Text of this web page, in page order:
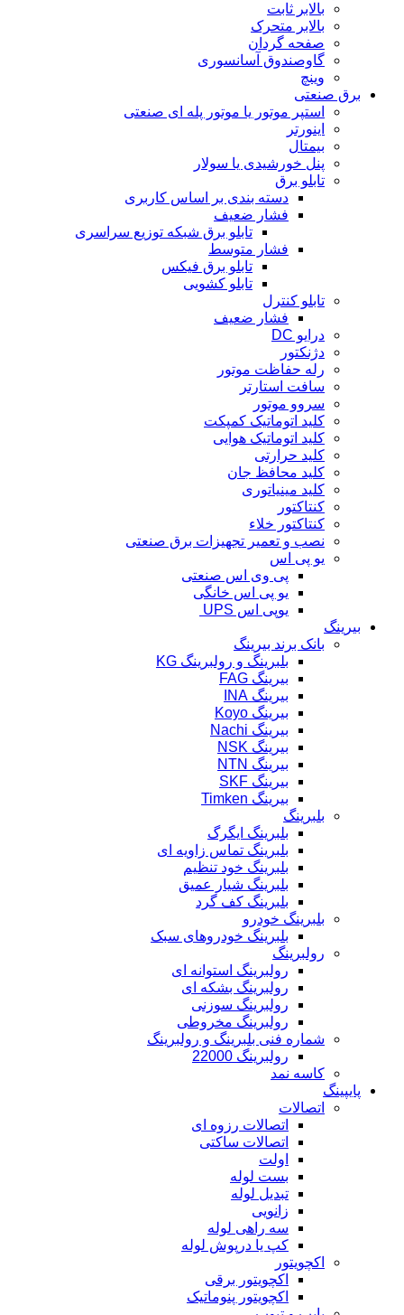
بالابر ثابت
بالابر متحرک
صفحه گردان
گاوصندوق آسانسوری
وینچ
برق صنعتی
استپر موتور یا موتور پله ای صنعتی
اینورتر
بیمتال
پنل خورشیدی یا سولار
تابلو برق
دسته بندی بر اساس کاربری
فشار ضعیف
تابلو برق شبکه توزیع سراسری
فشار متوسط
تابلو برق فیکس
تابلو کشویی
تابلو کنترل
فشار ضعیف
درایو DC
دژنکتور
رله حفاظت موتور
سافت استارتر
سروو موتور
کلید اتوماتیک کمپکت
کلید اتوماتیک هوایی
کلید حرارتی
کلید محافظ جان
کلید مینیاتوری
کنتاکتور
کنتاکتور خلاء
نصب و تعمیر تجهیزات برق صنعتی
یو پی اس
پی وی اس صنعتی
یو پی اس خانگی
یوپی اس UPS
بیرینگ
بانک برند بیرینگ
بلبرینگ و رولبرینگ KG
بیرینگ FAG
بیرینگ INA
بیرینگ Koyo
بیرینگ Nachi
بیرینگ NSK
بیرینگ NTN
بیرینگ SKF
بیرینگ Timken
بلبرینگ
بلبرینگ ایگرگ
بلبرینگ تماس زاویه ای
بلبرینگ خود تنظیم
بلبرینگ شیار عمیق
بلبرینگ کف گرد
بلبرینگ خودرو
بلبرینگ خودروهای سبک
رولبرینگ
رولبرینگ استوانه ای
رولبرینگ بشکه ای
رولبرینگ سوزنی
رولبرینگ مخروطی
شماره فنی بلبرینگ و رولبرینگ
رولبرینگ 22000
کاسه نمد
پایپینگ
اتصالات
اتصالات رزوه ای
اتصالات ساکتی
اولت
بست لوله
تبدیل لوله
زانویی
سه راهی لوله
کپ یا درپوش لوله
اکچویتور
اکچویتور برقی
اکچویتور پنوماتیک